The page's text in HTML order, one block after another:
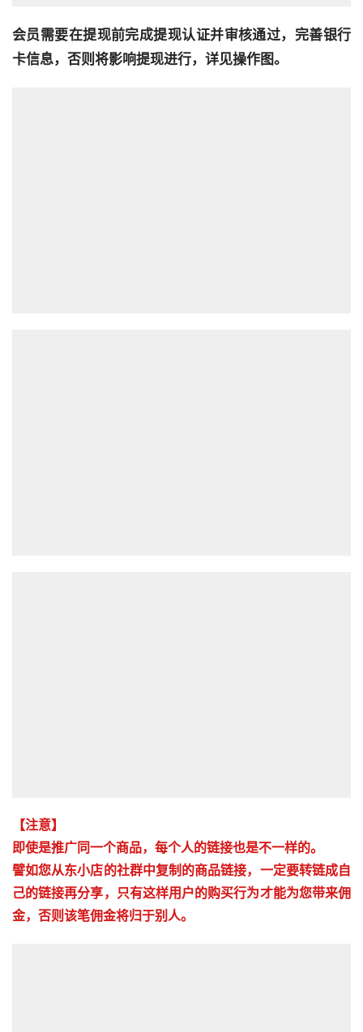
会员需要在提现前完成提现认证并审核通过，完善银行
卡信息，否则将影响提现进行，详见操作图。
【注意】
即使是推广同一个商品，每个人的链接也是不一样的。
譬如您从东小店的社群中复制的商品链接，一定要转链成自
己的链接再分享，只有这样用户的购买行为才能为您带来佣
金，否则该笔佣金将归于别人。